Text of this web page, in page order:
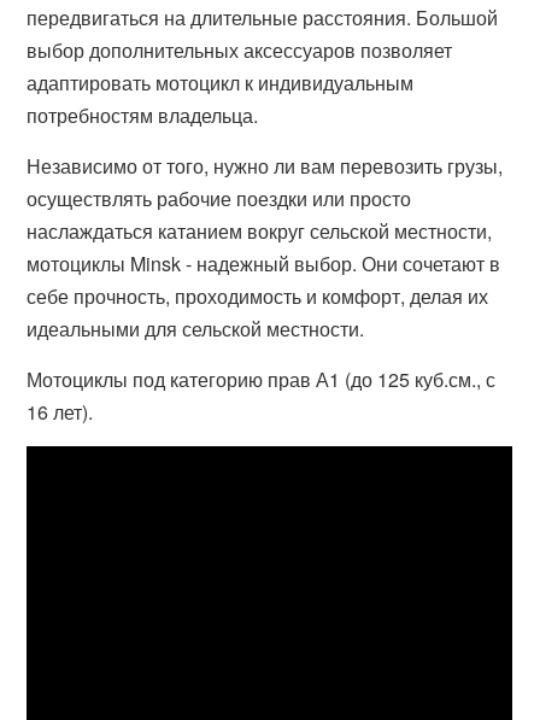
передвигаться на длительные расстояния. Большой
выбор дополнительных аксессуаров позволяет
адаптировать мотоцикл к индивидуальным
потребностям владельца.
Независимо от того, нужно ли вам перевозить грузы,
осуществлять рабочие поездки или просто
наслаждаться катанием вокруг сельской местности,
мотоциклы Minsk - надежный выбор. Они сочетают в
себе прочность, проходимость и комфорт, делая их
идеальными для сельской местности.
Мотоциклы под категорию прав А1 (до 125 куб.см., с
16 лет).